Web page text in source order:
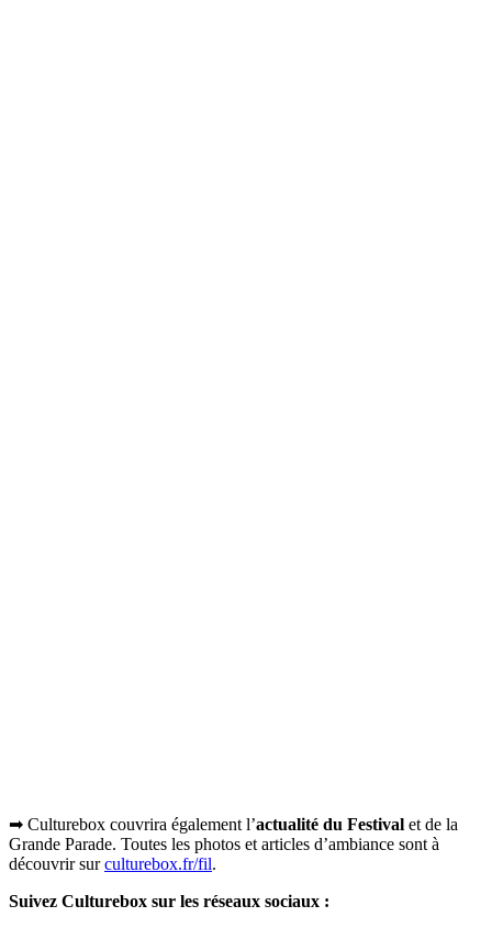
➡ Culturebox couvrira également l’actualité du Festival et de la
Grande Parade. Toutes les photos et articles d’ambiance sont à
découvrir surculturebox.fr/fil.
Suivez Culturebox sur les réseaux sociaux :